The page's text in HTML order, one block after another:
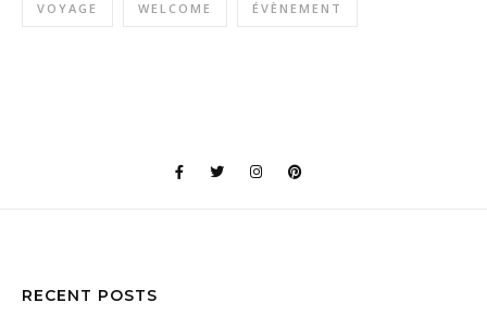
VOYAGE WELCOME ÉVÈNEMENT
RECENT POSTS